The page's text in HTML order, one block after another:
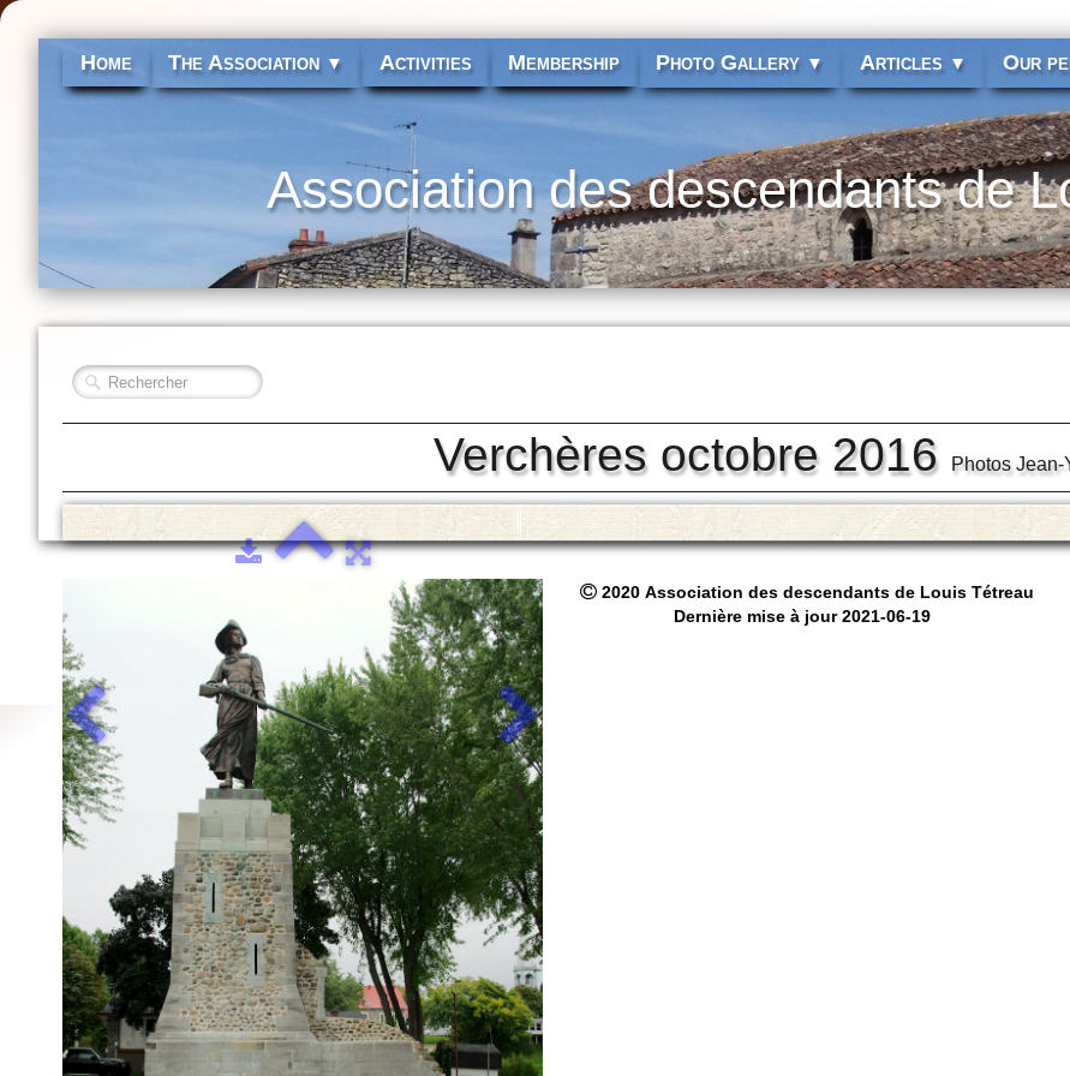
Home The Association ▼ Activities Membership Photo Gallery ▼ Articles ▼ Our
Association des descendants de
Verchères octobre 2016 Photos
2020 Association des descendants de Louis Tétreau
Dernière mise à jour 2021-06-19